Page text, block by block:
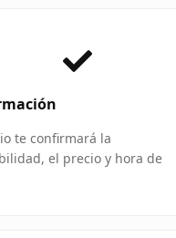
te confirmará la
el precio y hora de